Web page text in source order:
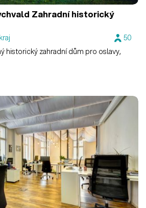
Zahradní historický
50
historický zahradní dům pro oslavy,